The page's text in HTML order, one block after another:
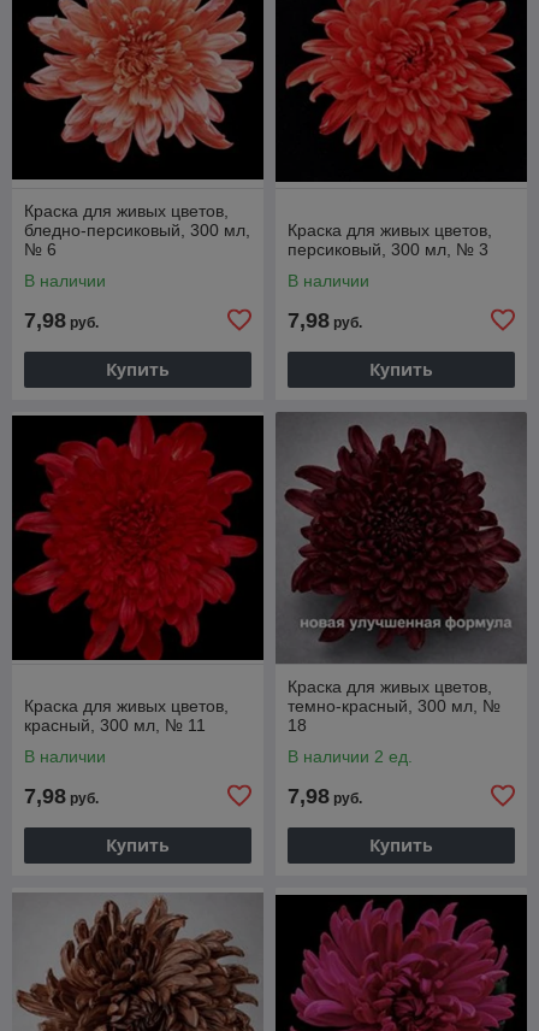
Краска для живых цветов,
бледно-персиковый, 300 мл,
№ 6
В наличии
7,98 руб.
Купить
Краска для живых цветов,
персиковый, 300 мл, № 3
В наличии
7,98 руб.
Купить
Краска для живых цветов,
красный, 300 мл, № 11
В наличии
7,98 руб.
Купить
Краска для живых цветов,
темно-красный, 300 мл, №
18
В наличии 2 ед.
7,98 руб.
Купить